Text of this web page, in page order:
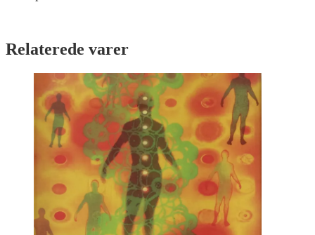
Relaterede varer